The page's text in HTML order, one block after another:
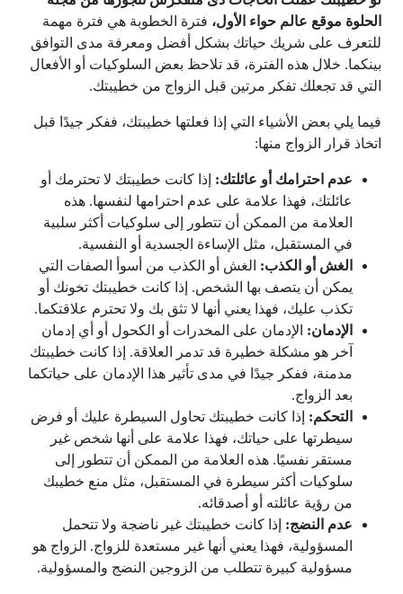
الحلوة موقع عالم حواء الأول، فترة الخطوبة هي فترة مهمة
للتعرف على شريك حياتك بشكل أفضل ومعرفة مدى التوافق
بينكما. خلال هذه الفترة، قد تلاحظ بعض السلوكيات أو الأفعال
التي قد تجعلك تفكر مرتين قبل الزواج من خطيبتك.
فيما يلي بعض الأشياء التي إذا فعلتها خطيبتك، ففكر جيدًا قبل
اتخاذ قرار الزواج منها:
عدم احترامك أو عائلتك: إذا كانت خطيبتك لا تحترمك أو
عائلتك، فهذا علامة على عدم احترامها لنفسها. هذه
العلامة من الممكن أن تتطور إلى سلوكيات أكثر سلبية
في المستقبل، مثل الإساءة الجسدية أو النفسية.
الغش أو الكذب: الغش أو الكذب من أسوأ الصفات التي
يمكن أن يتصف بها الشخص. إذا كانت خطيبتك تخونك أو
تكذب عليك، فهذا يعني أنها لا تثق بك ولا تحترم علاقتكما.
الإدمان: الإدمان على المخدرات أو الكحول أو أي إدمان
آخر هو مشكلة خطيرة قد تدمر العلاقة. إذا كانت خطيبتك
مدمنة، ففكر جيدًا في مدى تأثير هذا الإدمان على حياتكما
بعد الزواج.
التحكم: إذا كانت خطيبتك تحاول السيطرة عليك أو فرض
سيطرتها على حياتك، فهذا علامة على أنها شخص غير
مستقر نفسيًا. هذه العلامة من الممكن أن تتطور إلى
سلوكيات أكثر سيطرة في المستقبل، مثل منع خطيبك
من رؤية عائلته أو أصدقائه.
عدم النضج: إذا كانت خطيبتك غير ناضجة ولا تتحمل
المسؤولية، فهذا يعني أنها غير مستعدة للزواج. الزواج هو
مسؤولية كبيرة تتطلب من الزوجين النضج والمسؤولية.